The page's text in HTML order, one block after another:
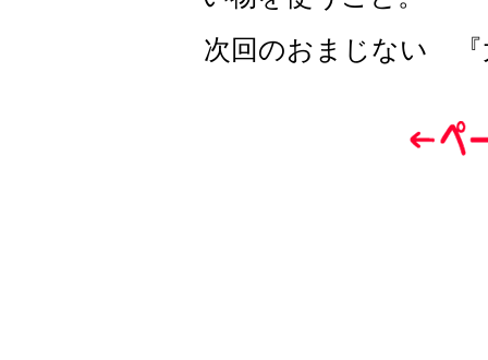
次回のおまじない 『